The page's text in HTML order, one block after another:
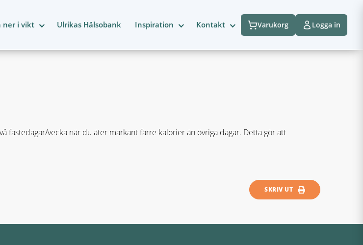
ner i vikt Ulrikas Hälsobank Inspiration Kontakt Varukorg Logga in
fastedagar/vecka när du äter markant färre kalorier än övriga dagar. Detta gör att
SKRIV UT